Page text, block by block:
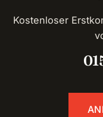
Kostenloser